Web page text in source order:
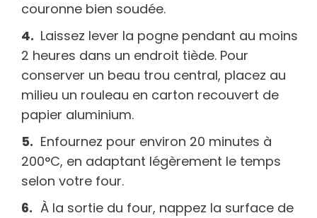
couronne bien soudée.
Laissez lever la pogne pendant au moins
2 heures dans un endroit tiède. Pour
conserver un beau trou central, placez au
milieu un rouleau en carton recouvert de
papier aluminium.
Enfournez pour environ 20 minutes à
200°C, en adaptant légèrement le temps
selon votre four.
À la sortie du four, nappez la surface de